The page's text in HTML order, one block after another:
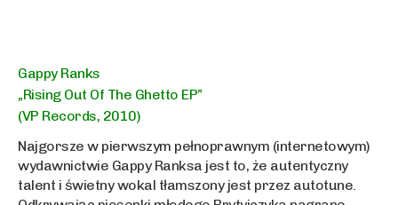
Gappy Ranks
„Rising Out Of The Ghetto EP”
(VP Records, 2010)
Najgorsze w pierwszym pełnoprawnym (internetowym)
wydawnictwie Gappy Ranksa jest to, że autentyczny
talent i świetny wokal tłamszony jest przez autotune.